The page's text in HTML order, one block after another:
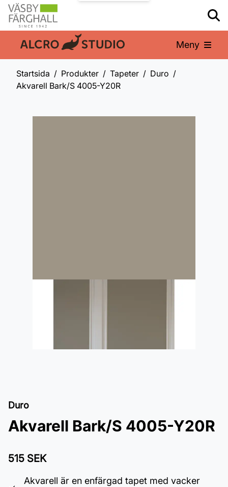
En del av: Meny
Startsida Produkter Tapeter
Duro
Akvarell Bark/S 4005-Y20R
Duro
Akvarell Bark/S 4005-Y20R
515 SEK
Akvarell är en enfärgad tapet med vacker